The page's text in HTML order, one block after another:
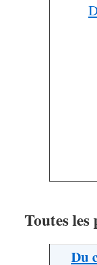
Toutes les
Du